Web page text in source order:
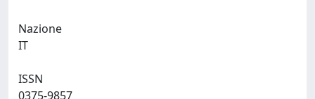
Nazione
ISSN